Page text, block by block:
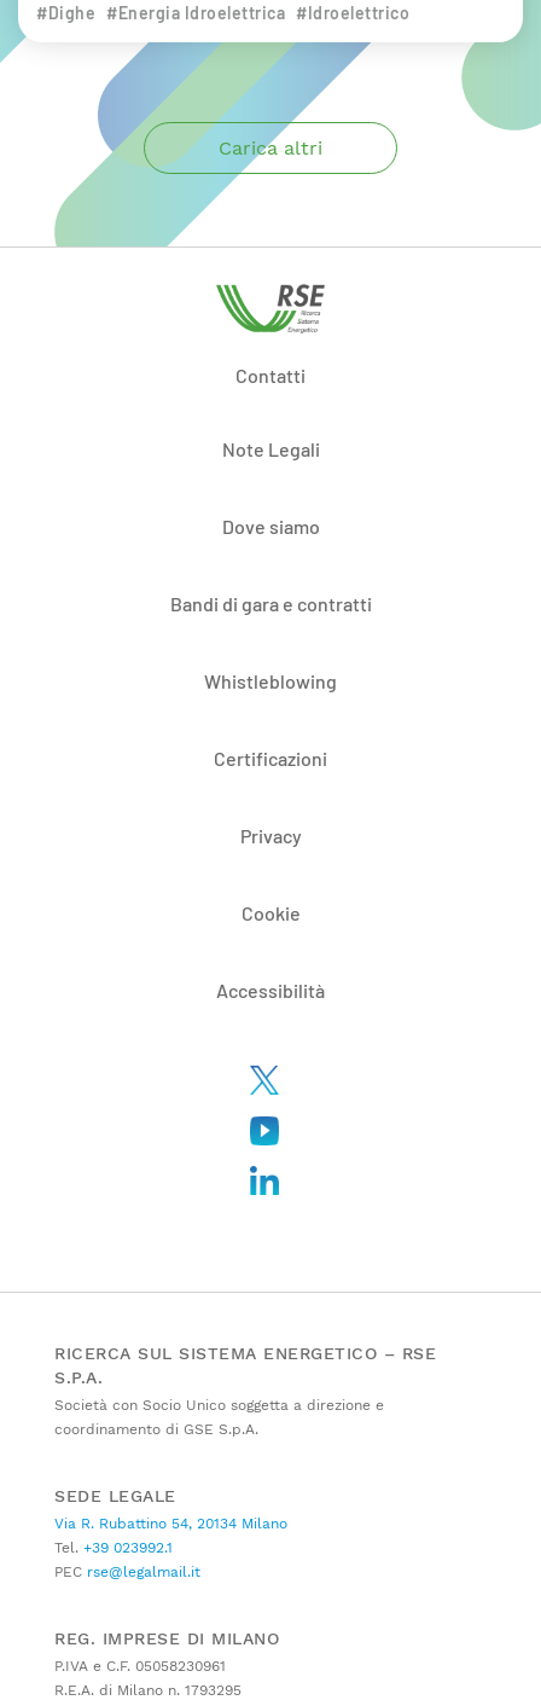
#Dighe #Energia Idroelettrica #Idroelettrico
Carica altri
Contatti
Note Legali
Dove siamo
Bandi di gara e contratti
Whistleblowing
Certificazioni
Privacy
Cookie
Accessibilità
RICERCA SUL SISTEMA ENERGETICO – RSE
S.P.A.
Società con Socio Unico soggetta a direzione e
coordinamento di GSE S.p.A.
SEDE LEGALE
Via R. Rubattino 54, 20134 Milano
Tel. +39 023992.1
PEC rse@legalmail.it
REG. IMPRESE DI MILANO
P.IVA e C.F. 05058230961
R.E.A. di Milano n. 1793295